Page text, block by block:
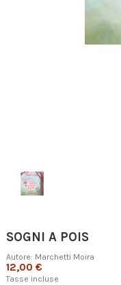
SOGNI A POIS
Autore: Marchetti Moira
12,00 €
Tasse incluse